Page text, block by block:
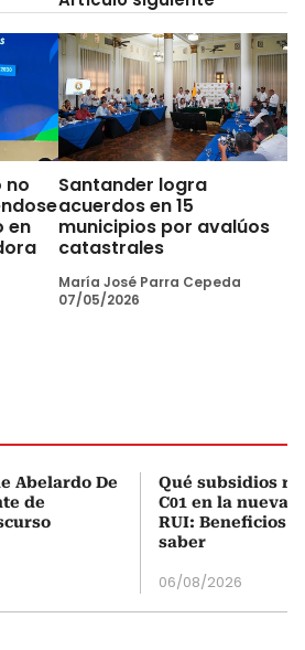
no
en
Santander logra
acuerdos en 15
municipios por avalúos
catastrales
María José Parra Cepeda
07/05/2026
Abelardo De
de
Qué subsidios
C01 en la nueva
RUI: Beneficios
saber
06/08/2026